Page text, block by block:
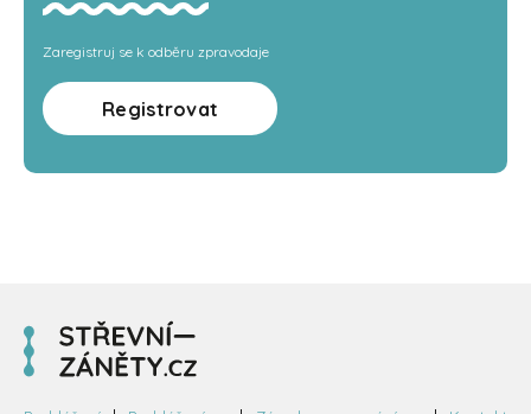
Zaregistruj se k odběru zpravodaje
Registrovat